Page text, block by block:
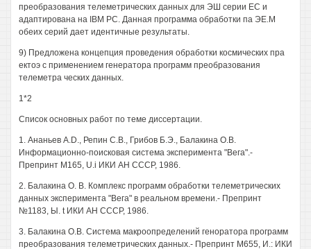
преобразования телеметрических данных для ЭШ серии ЕС и
адаптирована на IBM PC. Данная программа обработки па ЭЕ.М
обеих серий дает идентичные результаты.
9) Предложена концепция проведения обработки космических пра
ектоэ с применением генератора программ преобразования
телеметра ческих данных.
1*2
Список основных работ по теме диссертации.
1. Ананьев A.D., Репин C.B., Грибов Б.Э., Балакина О.В.
Информационно-поисковая система эксперимента "Вега".-
Препринт M165, U.i ИКИ АН СССР, 1986.
2. Балакина О. В. Комплекс программ обработки телеметрических
данных эксперимента "Вега" в реальном времени.- Препринт
№1183, Ы. t ИКИ АН СССР, 1986.
3. Балакина О.В. Система макроопределений геноратора программ
преобразования телеметрических данных.- Препринт М655, И.: ИКИ